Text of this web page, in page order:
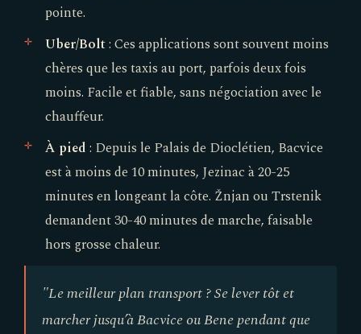
pointe.
Uber/Bolt: Ces applications sont souvent moins
chères que les taxis au port, parfois deux fois
moins. Facile et fiable, sans négociation avec le
chauffeur.
À pied : Depuis le Palais de Dioclétien, Bacvice
est à moins de 10 minutes, Jezinac à 20-25
minutes en longeant la côte. Žnjan ou Trstenik
demandent 30-40 minutes de marche, faisable
hors grosse chaleur.
"Le meilleur plan transport ? Se lever tôt et
marcher jusqu’à Bacvice ou Bene pendant que